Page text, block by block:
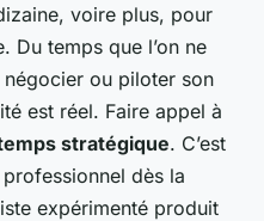
voire plus, pour
Du temps que l’on ne
ou piloter son
est réel. Faire appel à
stratégique. C’est
professionnel dès la
expérimenté produit